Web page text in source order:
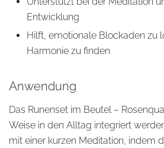
Entwicklung
Hilft, emotionale Blockaden zu
Harmonie zu finden
Anwendung
Das Runenset im Beutel –
Weise in den Alltag integriert
mit einer kurzen Meditation, indem